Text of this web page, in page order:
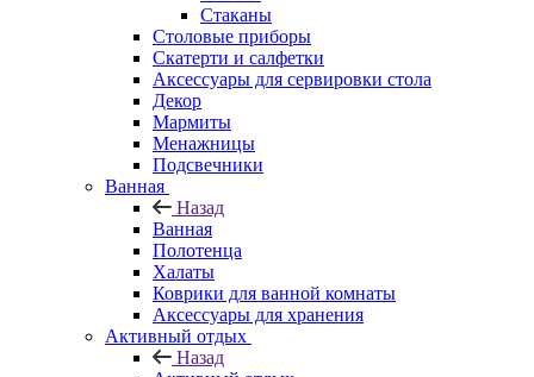
Стаканы
Столовые приборы
Скатерти и салфетки
Аксессуары для сервировки стола
Декор
Мармиты
Менажницы
Подсвечники
Ванная
Назад
Ванная
Полотенца
Халаты
Коврики для ванной комнаты
Аксессуары для хранения
Активный отдых
Назад